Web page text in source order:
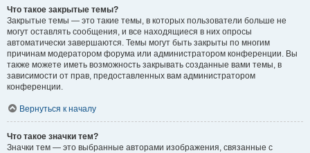
Что такое закрытые темы?
Закрытые темы — это такие темы, в которых пользователи больше не
могут оставлять сообщения, и все находящиеся в них опросы
автоматически завершаются. Темы могут быть закрыты по многим
причинам модератором форума или администратором конференции. Вы
также можете иметь возможность закрывать созданные вами темы, в
зависимости от прав, предоставленных вам администратором
конференции.
Вернуться к началу
Что такое значки тем?
Значки тем — это выбранные авторами изображения, связанные с